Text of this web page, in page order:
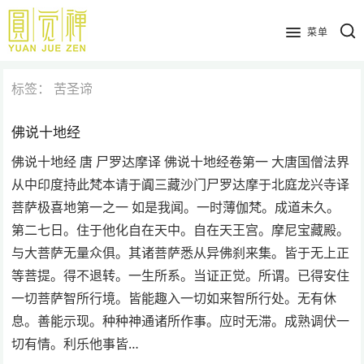
跳
主
内
菜单
标签： 苦圣谛
佛说十地经
佛说十地经 唐 尸罗达摩译 佛说十地经卷第一 大唐国僧法界
从中印度持此梵本请于阗三藏沙门尸罗达摩于北庭龙兴寺译
菩萨极喜地第一之一 如是我闻。一时薄伽梵。成道未久。
第二七日。住于他化自在天中。自在天王宫。摩尼宝藏殿。
与大菩萨无量众俱。其诸菩萨悉从异佛刹来集。皆于无上正
等菩提。得不退转。一生所系。当证正觉。所谓。已得安住
一切菩萨智所行境。皆能趣入一切如来智所行处。无有休
息。善能示现。种种神通诸所作事。应时无滞。成熟调伏一
切有情。利乐他事皆…